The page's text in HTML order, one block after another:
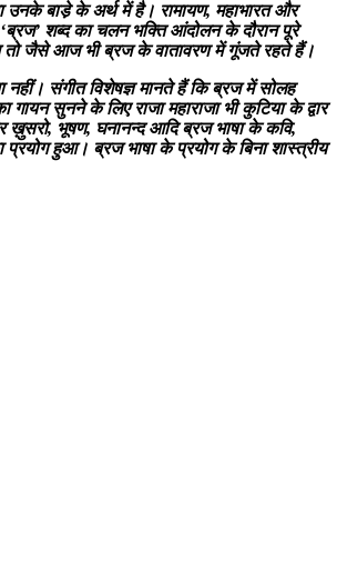
बाडे़ के अर्थ में है। रामायण, महाभारत और
शब्द का चलन भक्ति आंदोलन के दौरान पूरे
तो जैसे आज भी ब्रज के वातावरण में गूंजते रहते हैं।
नहीं। संगीत विशेषज्ञ मानते हैं कि ब्रज में सोलह
सुनने के लिए राजा महाराजा भी कुटिया के द्वार
ख़ुसरो, भूषण, घनानन्द आदि ब्रज भाषा के कवि,
हुआ। ब्रज भाषा के प्रयोग के बिना शास्त्रीय